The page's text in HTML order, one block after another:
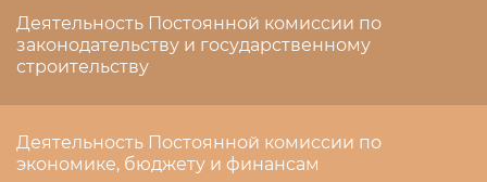
Деятельность Постоянной комиссии по
законодательству и государственному
строительству
Деятельность Постоянной комиссии по
экономике, бюджету и финансам